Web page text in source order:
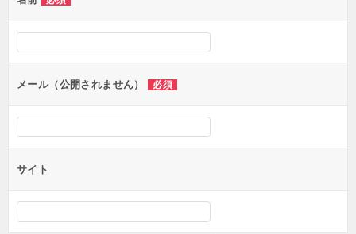
ー
シ
ンメール（公開されません） 必須
サイト